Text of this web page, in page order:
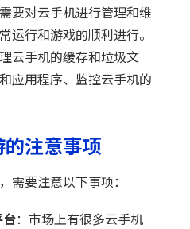
要对云手机进行管理和维
运行和游戏的顺利进行。
云手机的缓存和垃圾文
应用程序、监控云手机的
注意事项
需要注意以下事项：
：市场上有很多云手机